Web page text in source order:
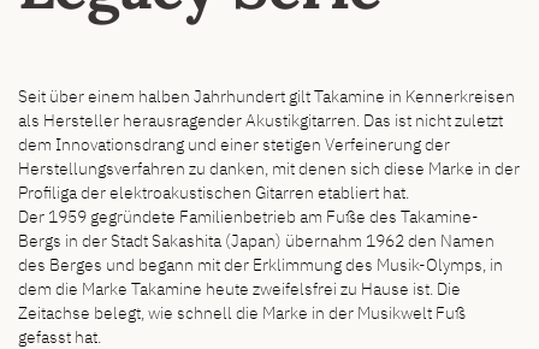
Seit über einem halben Jahrhundert gilt Takamine in Kennerkreisen
als Hersteller herausragender Akustikgitarren. Das ist nicht zuletzt
dem Innovationsdrang und einer stetigen Verfeinerung der
Herstellungsverfahren zu danken, mit denen sich diese Marke in der
Profiliga der elektroakustischen Gitarren etabliert hat.
Der 1959 gegründete Familienbetrieb am Fuße des Takamine-
Bergs in der Stadt Sakashita (Japan) übernahm 1962 den Namen
des Berges und begann mit der Erklimmung des Musik-Olymps, in
dem die Marke Takamine heute zweifelsfrei zu Hause ist. Die
Zeitachse belegt, wie schnell die Marke in der Musikwelt Fuß
gefasst hat.